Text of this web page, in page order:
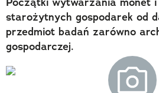
starożytnych gospodarek od
przedmiot badań zarówno
gospodarczej.